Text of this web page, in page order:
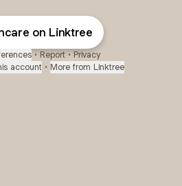
on Linktree
• Report • Privacy
account • More from Linktree